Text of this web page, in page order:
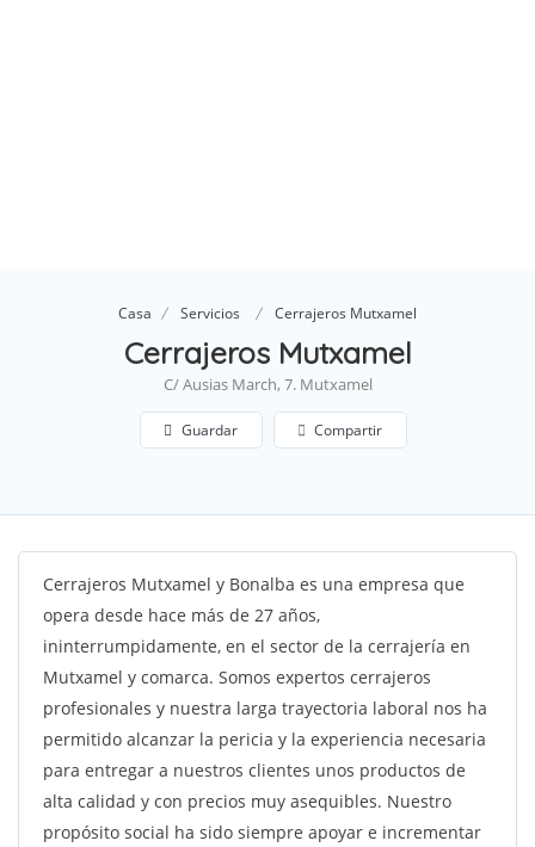
Casa Servicios Cerrajeros Mutxamel
Cerrajeros Mutxamel
C/ Ausias March, 7. Mutxamel
Guardar Compartir
Cerrajeros Mutxamel y Bonalba es una empresa que
opera desde hace más de 27 años,
ininterrumpidamente, en el sector de la cerrajería en
Mutxamel y comarca. Somos expertos cerrajeros
profesionales y nuestra larga trayectoria laboral nos ha
permitido alcanzar la pericia y la experiencia necesaria
para entregar a nuestros clientes unos productos de
alta calidad y con precios muy asequibles. Nuestro
propósito social ha sido siempre apoyar e incrementar